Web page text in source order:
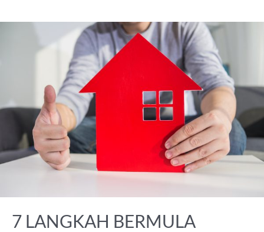
7 LANGKAH BERMULA
BERMULA